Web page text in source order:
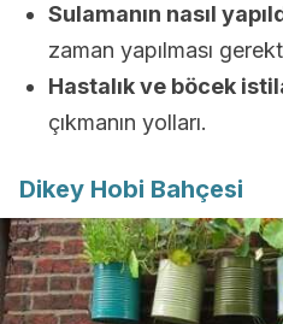
Sulamanın nasıl
zaman yapılması
Hastalık ve böcek
çıkmanın yolları.
Dikey Hobi Bahçesi